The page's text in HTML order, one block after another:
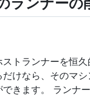
トランナーを恒
けなら、そのマシ
できます。 ラン